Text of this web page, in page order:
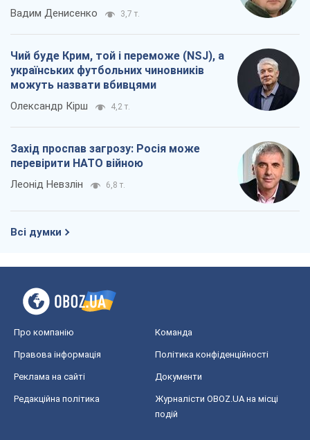
Вадим Денисенко 3,7 т.
Чий буде Крим, той і переможе (NSJ), а
українських футбольних чиновників
можуть назвати вбивцями
Олександр Кірш 4,2 т.
Захід проспав загрозу: Росія може
перевірити НАТО війною
Леонід Невзлін 6,8 т.
Всі думки
Про компанію Команда
Правова інформація Політика конфіденційності
Реклама на сайті Документи
Редакційна політика
Журналісти OBOZ.UA на місці
подій